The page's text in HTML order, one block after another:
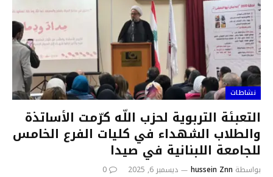
نشاطات
التعبئة التربوية لحزب اللّه كرّمت الأساتذة
والطلاب الشهداء في كليات الفرع الخامس
للجامعة اللبنانية في صيدا
بواسطة hussein Znn ديسمبر 6, 2025 0